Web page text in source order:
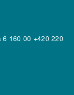
6 160 00 +420 220